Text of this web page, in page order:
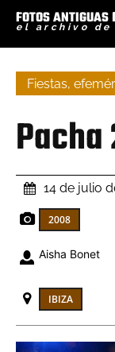
FOTOS
el archivo de
Fiestas,
14 de julio
2008
Aisha Bonet
IBIZA